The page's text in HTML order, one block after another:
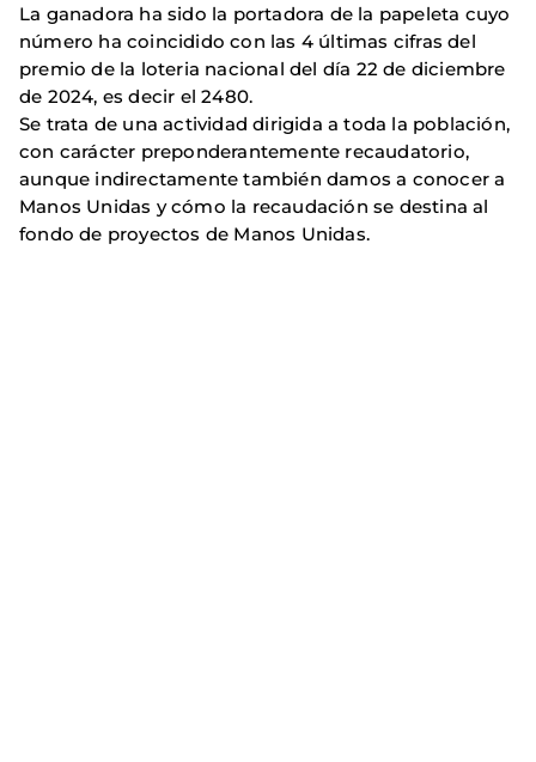
La ganadora ha sido la portadora de la papeleta cuyo
número ha coincidido con las 4 últimas cifras del
premio de la loteria nacional del día 22 de diciembre
de 2024, es decir el 2480.
Se trata de una actividad dirigida a toda la población,
con carácter preponderantemente recaudatorio,
aunque indirectamente también damos a conocer a
Manos Unidas y cómo la recaudación se destina al
fondo de proyectos de Manos Unidas.